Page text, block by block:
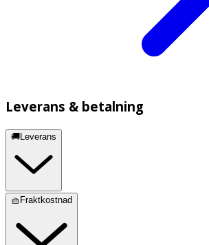
Leverans & betalning
🚚Leverans
🧺Fraktkostnad